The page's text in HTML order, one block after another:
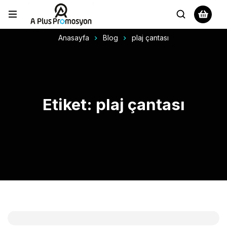
Anasayfa Blog plaj çantası
Etiket: plaj çantası